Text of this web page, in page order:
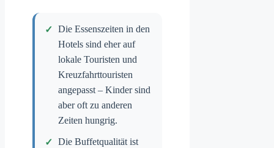
Die Essenszeiten in den
Hotels sind eher auf
lokale Touristen und
Kreuzfahrttouristen
angepasst – Kinder sind
aber oft zu anderen
Zeiten hungrig.
Die Buffetqualität ist